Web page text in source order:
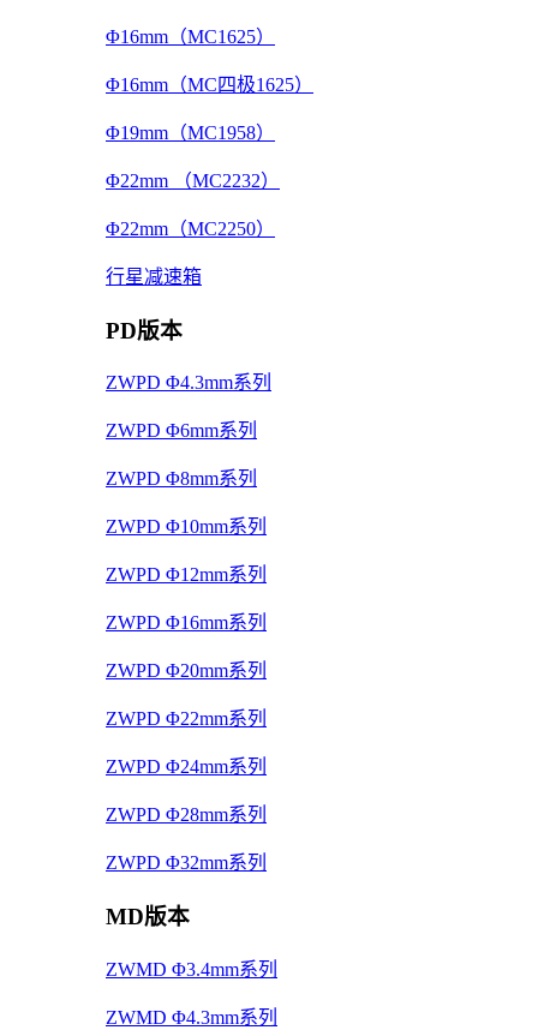
Φ16mm（MC1625）
Φ16mm（MC四极1625）
Φ19mm（MC1958）
Φ22mm （MC2232）
Φ22mm（MC2250）
行星减速箱
PD版本
ZWPD Φ4.3mm系列
ZWPD Φ6mm系列
ZWPD Φ8mm系列
ZWPD Φ10mm系列
ZWPD Φ12mm系列
ZWPD Φ16mm系列
ZWPD Φ20mm系列
ZWPD Φ22mm系列
ZWPD Φ24mm系列
ZWPD Φ28mm系列
ZWPD Φ32mm系列
MD版本
ZWMD Φ3.4mm系列
ZWMD Φ4.3mm系列